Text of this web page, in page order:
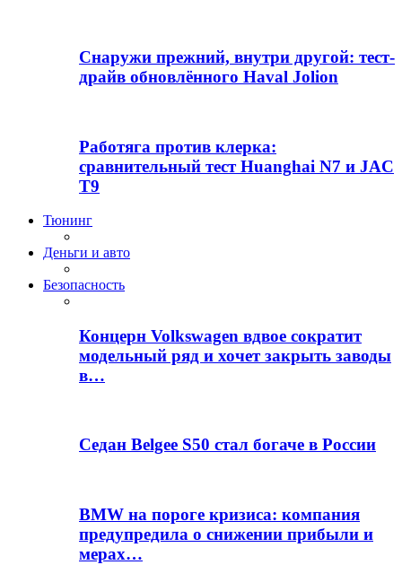
Снаружи прежний, внутри другой: тест-
драйв обновлённого Haval Jolion
Работяга против клерка:
сравнительный тест Huanghai N7 и JAC
T9
Тюнинг
Деньги и авто
Безопасность
Концерн Volkswagen вдвое сократит
модельный ряд и хочет закрыть заводы
в…
Седан Belgee S50 стал богаче в России
BMW на пороге кризиса: компания
предупредила о снижении прибыли и
мерах…